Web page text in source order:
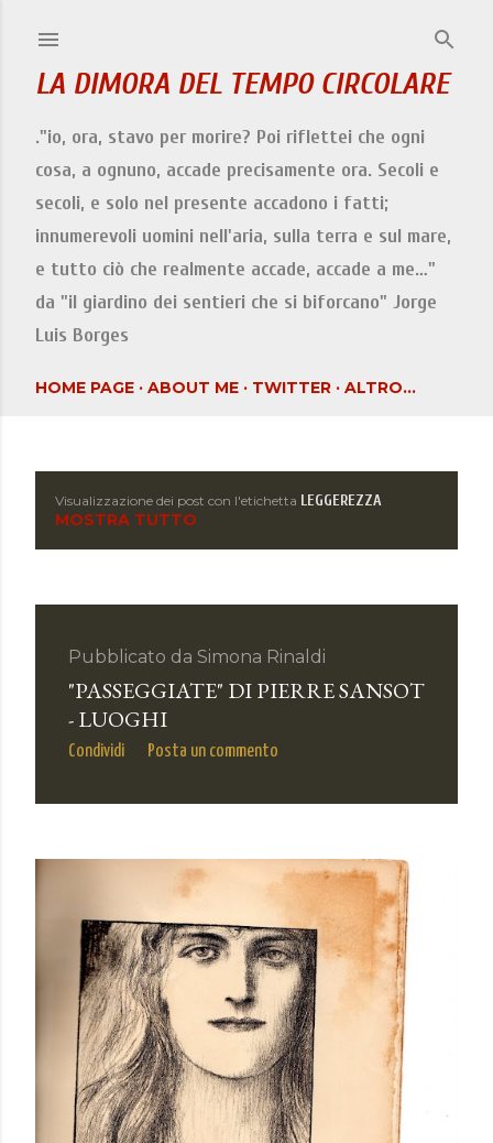
LA DIMORA DEL TEMPO CIRCOLARE
."io, ora, stavo per morire? Poi riflettei che ogni
cosa, a ognuno, accade precisamente ora. Secoli e
secoli, e solo nel presente accadono i fatti;
innumerevoli uomini nell'aria, sulla terra e sul mare,
e tutto ciò che realmente accade, accade a me…"
da "il giardino dei sentieri che si biforcano" Jorge
Luis Borges
HOME PAGE ABOUT ME TWITTER ALTRO…
o
s
Visualizzazione dei post con l'etichetta LEGGEREZZA
MOSTRA TUTTO
Pubblicato da Simona Rinaldi
"PASSEGGIATE" DI PIERRE SANSOT
- LUOGHI
Condividi Posta un commento